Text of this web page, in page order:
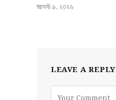
আগস্ট ৯, ২০২৬
LEAVE A REPLY